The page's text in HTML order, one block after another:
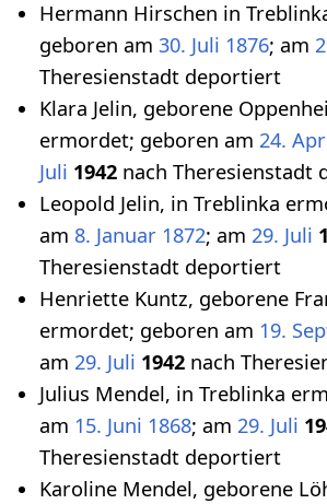
Hermann Hirschen in
geboren am 30. Juli 1876; am
Theresienstadt deportiert
Klara Jelin, geborene
ermordet; geboren am 24.
Juli 1942 nach Theresienstadt
Leopold Jelin, in Treblinka
am 8. Januar 1872; am 29. Juli
Theresienstadt deportiert
Henriette Kuntz, geborene
ermordet; geboren am 19.
am 29. Juli 1942 nach
Julius Mendel, in Treblinka
am 15. Juni 1868; am 29. Juli
Theresienstadt deportiert
Karoline Mendel, geborene